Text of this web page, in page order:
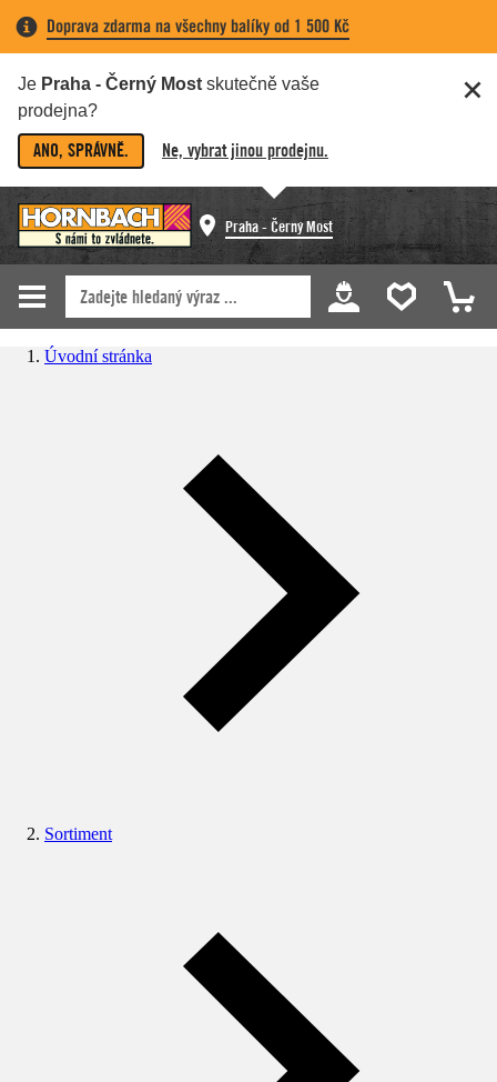
Doprava zdarma na všechny balíky od 1 500 Kč
Je Praha - Černý Most skutečně vaše
prodejna?
ANO, SPRÁVNĚ. Ne, vybrat jinou prodejnu.
Praha - Černý Most
Úvodní stránka
Sortiment